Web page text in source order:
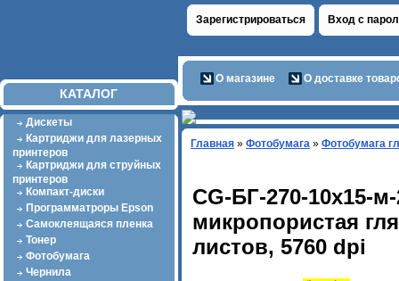
КАТАЛОГ
Зарегистрироваться Вход с
О магазине О доставке
Дискеты
Картриджи для лазерных
принтеров
Картриджи для струйных
принтеров
Компакт-диски
Программатроры Epson
Самоклеящаяся пленка
Тонер
Фотобумага
Чернила
Главная » Фотобумага » Фотобумага
CG-БГ-270-10х15-
микропористая
листов, 5760 dpi